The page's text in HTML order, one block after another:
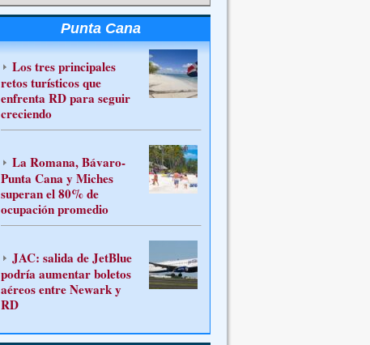
Punta Cana
Los tres principales
retos turísticos que
enfrenta RD para seguir
creciendo
La Romana, Bávaro-
Punta Cana y Miches
superan el 80% de
ocupación promedio
JAC: salida de JetBlue
podría aumentar boletos
aéreos entre Newark y
RD